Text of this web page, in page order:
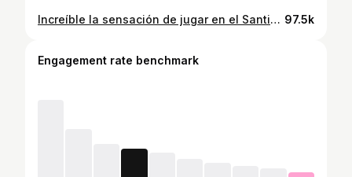
Increíble la sensación de jugar en el Santiago Bernabéu, un sueño hecho realidad✨ Gracias por todo el apoyo🤍🤛🏻 97.5k
Engagement rate benchmark